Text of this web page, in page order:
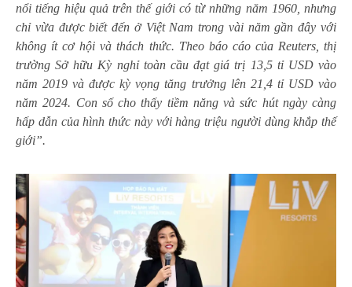
nổi tiếng hiệu quả trên thế giới có từ những năm 1960, nhưng
chỉ vừa được biết đến ở Việt Nam trong vài năm gần đây với
không ít cơ hội và thách thức. Theo báo cáo của Reuters, thị
trường Sở hữu Kỳ nghỉ toàn cầu đạt giá trị 13,5 tỉ USD vào
năm 2019 và được kỳ vọng tăng trưởng lên 21,4 tỉ USD vào
năm 2024. Con số cho thấy tiềm năng và sức hút ngày càng
hấp dẫn của hình thức này với hàng triệu người dùng khắp thế
giới”.